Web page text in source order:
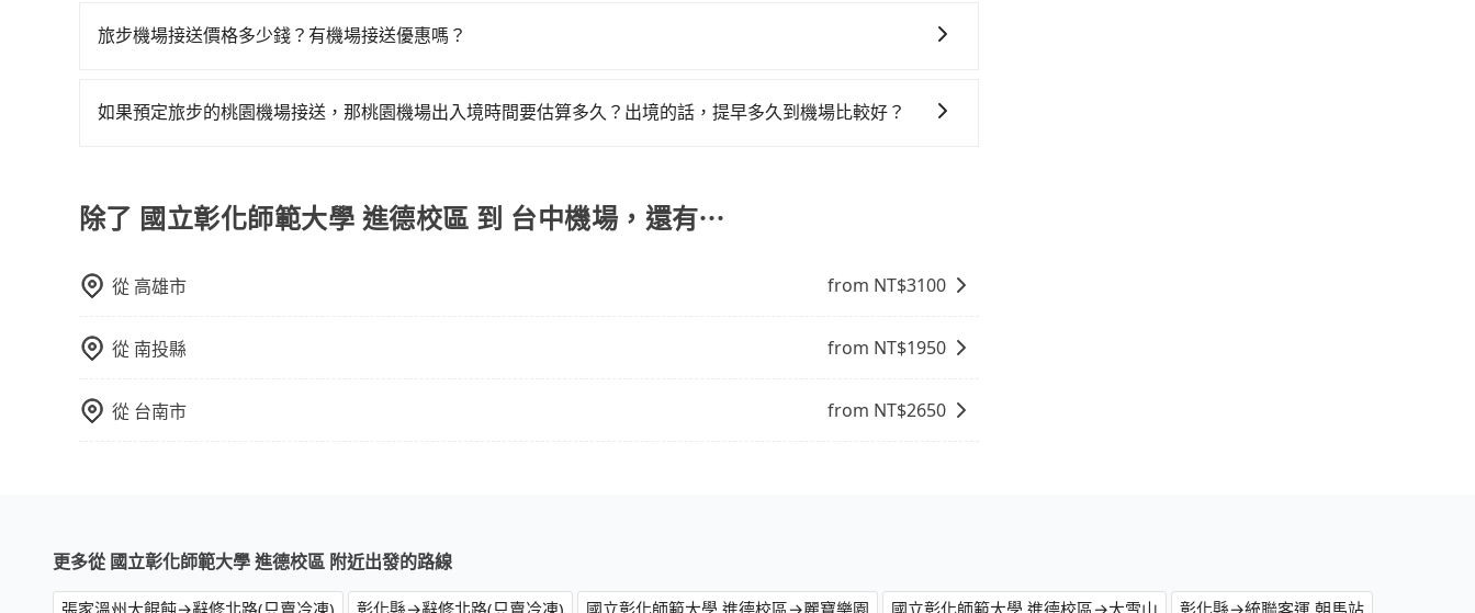
季、連續假期或尖峰時間。因為機場計程車可能會加收額外的附加費用。再加上如果您需要在行程中多次轉移或
旅步機場接送價格多少錢？有機場接送優惠嗎？
步提供透明的價格試算，沒有隱藏費用。此外，旅步經常提供優惠活動，例如首次註冊送乘車金、來回預定享95
如果預定旅步的桃園機場接送，那桃園機場出入境時間要估算多久？出境的話，提早多久到機場比較好？
除了 國立彰化師範大學 進德校區 到 台中機場，還有⋯
從 高雄市 from NT$3100
從 南投縣 from NT$1950
從 台南市 from NT$2650
更多從 國立彰化師範大學 進德校區 附近出發的路線
張家溫州大餛飩→辭修北路(只賣冷凍) 彰化縣→辭修北路(只賣冷凍) 國立彰化師範大學 進德校區→麗寶樂園 國立彰化師範大學 進德校區→大雪山 彰化縣→統聯客運 朝馬站